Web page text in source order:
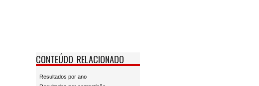
CONTEÚDO RELACIONADO
Resultados por ano